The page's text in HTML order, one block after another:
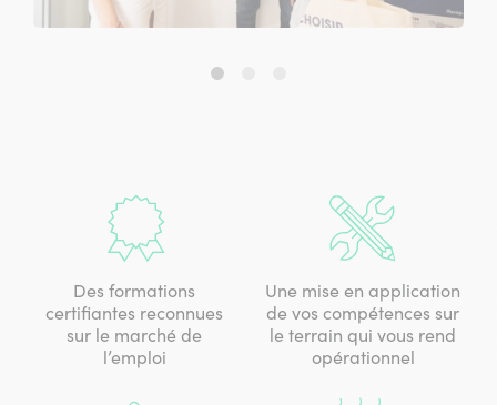
Slide
Des formations
certifiantes reconnues
sur le marché de
l’emploi
Une mise en application
de vos compétences sur
le terrain qui vous rend
opérationnel